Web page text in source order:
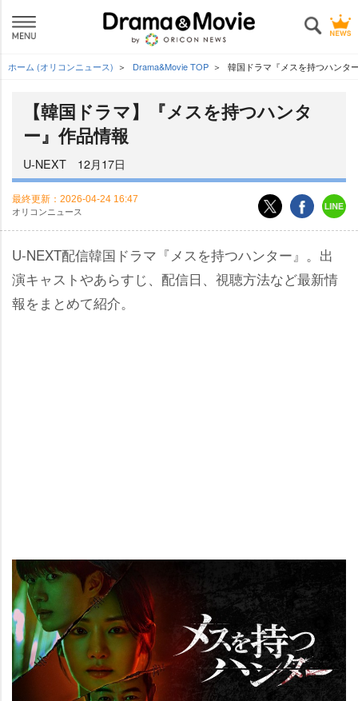
ホーム (オリコンニュース) Drama&Movie TOP 韓国ドラマ『メスを持つハンタ
【韓国ドラマ】『メスを持つハンタ
ー』作品情報
U-NEXT 12月17日
最終更新： 2026-04-24 16:47
オリコンニュース
U-NEXT配信韓国ドラマ『メスを持つハンター』。出
演キャストやあらすじ、配信日、視聴方法など最新情
報をまとめて紹介。